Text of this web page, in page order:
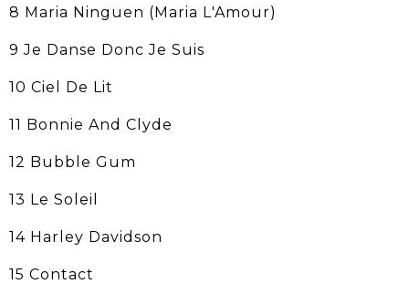
8 Maria Ninguen (Maria L'Amour)
9 Je Danse Donc Je Suis
10 Ciel De Lit
11 Bonnie And Clyde
12 Bubble Gum
13 Le Soleil
14 Harley Davidson
15 Contact